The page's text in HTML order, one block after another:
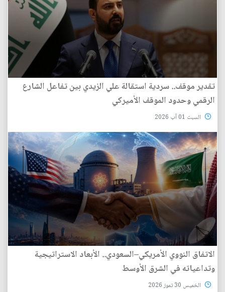
تقدير موقف.. سردية استقالة علي الزيدي بين تفاعل الشارع
الرقمي وحدود الموقف الأميركي
السبت 01 آب 2026
الاتفاق النووي الأمريكي–السعودي.. الأبعاد الاستراتيجية
وتداعياته في الشرق الأوسط
الخميس 30 تموز 2026